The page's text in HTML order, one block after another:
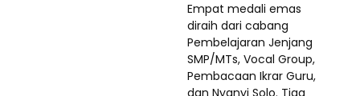
Empat medali emas
diraih dari cabang
Pembelajaran Jenjang
SMP/MTs, Vocal Group,
Pembacaan Ikrar Guru,
dan Nyanyi Solo. Tiga